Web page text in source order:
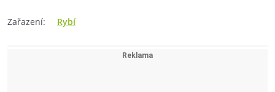
Zařazení: Rybí